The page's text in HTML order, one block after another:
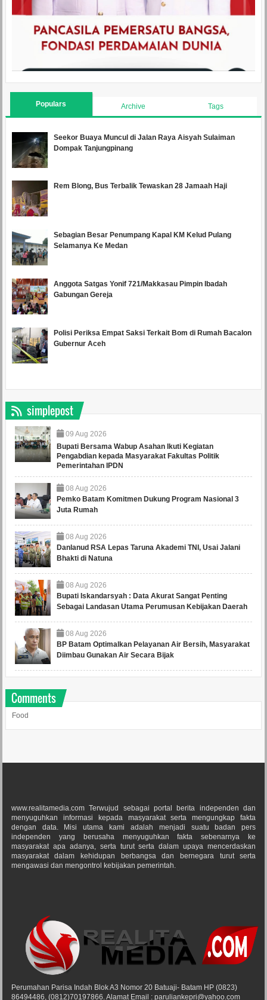
Populars Archive Tags
Seekor Buaya Muncul di Jalan Raya Aisyah Sulaiman
Dompak Tanjungpinang
Rem Blong, Bus Terbalik Tewaskan 28 Jamaah Haji
Sebagian Besar Penumpang Kapal KM Kelud Pulang
Selamanya Ke Medan
Anggota Satgas Yonif 721/Makkasau Pimpin Ibadah
Gabungan Gereja
Polisi Periksa Empat Saksi Terkait Bom di Rumah Bacalon
Gubernur Aceh
simplepost
09 Aug 2026
Bupati Bersama Wabup Asahan Ikuti Kegiatan
Pengabdian kepada Masyarakat Fakultas Politik
Pemerintahan IPDN
08 Aug 2026
Pemko Batam Komitmen Dukung Program Nasional 3
Juta Rumah
08 Aug 2026
Danlanud RSA Lepas Taruna Akademi TNI, Usai Jalani
Bhakti di Natuna
08 Aug 2026
Bupati Iskandarsyah : Data Akurat Sangat Penting
Sebagai Landasan Utama Perumusan Kebijakan Daerah
08 Aug 2026
BP Batam Optimalkan Pelayanan Air Bersih, Masyarakat
Diimbau Gunakan Air Secara Bijak
Comments
Food
www.realitamedia.com Terwujud sebagai portal berita independen dan
menyuguhkan informasi kepada masyarakat serta mengungkap fakta
dengan data. Misi utama kami adalah menjadi suatu badan pers
independen yang berusaha menyuguhkan fakta sebenarnya ke
masyarakat apa adanya, serta turut serta dalam upaya mencerdaskan
masyarakat dalam kehidupan berbangsa dan bernegara turut serta
mengawasi dan mengontrol kebijakan pemerintah.
Perumahan Parisa Indah Blok A3 Nomor 20 Batuaji- Batam HP (0823)
86494486, (0812)70197866. Alamat Email : paruliankepri@yahoo.com